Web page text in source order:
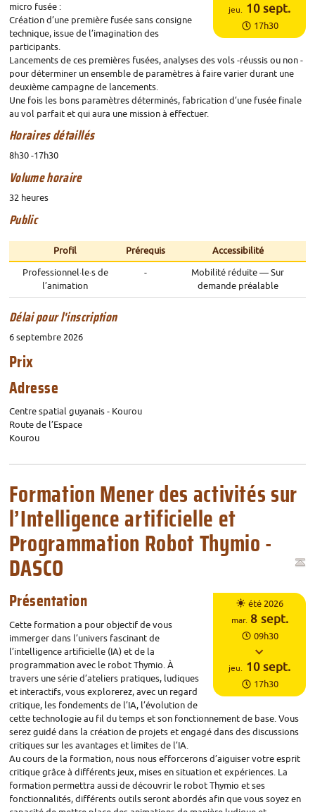
au
jeu. 10 sept.
17h30
micro fusée :
Création d’une première fusée sans consigne
technique, issue de l’imagination des
participants.
Lancements de ces premières fusées, analyses des vols -réussis ou non -
pour déterminer un ensemble de paramètres à faire varier durant une
deuxième campagne de lancements.
Une fois les bons paramètres déterminés, fabrication d’une fusée finale
au vol parfait et qui aura une mission à effectuer.
Horaires détaillés
8h30 -17h30
Volume horaire
32 heures
Public
Profil Prérequis
Accessibilité
Professionnel·le·s de
l’animation
-
Mobilité réduite — Sur
demande préalable
Délai pour l'inscription
6 septembre 2026
Prix
Adresse
Centre spatial guyanais - Kourou
Route de l’Espace
Kourou
Formation Mener des activités sur
l’Intelligence artificielle et
Programmation Robot Thymio -
DASCO
Horaires
été 2026
Du
mar. 8 sept.
09h30
au
jeu. 10 sept.
17h30
Présentation
Cette formation a pour objectif de vous
immerger dans l’univers fascinant de
l’intelligence artificielle (IA) et de la
programmation avec le robot Thymio. À
travers une série d’ateliers pratiques, ludiques
et interactifs, vous explorerez, avec un regard
critique, les fondements de l’IA, l’évolution de
cette technologie au fil du temps et son fonctionnement de base. Vous
serez guidé dans la création de projets et engagé dans des discussions
critiques sur les avantages et limites de l’IA.
Au cours de la formation, nous nous efforcerons d’aiguiser votre esprit
critique grâce à différents jeux, mises en situation et expériences. La
formation permettra aussi de découvrir le robot Thymio et ses
fonctionnalités, différents outils seront abordés afin que vous soyez en